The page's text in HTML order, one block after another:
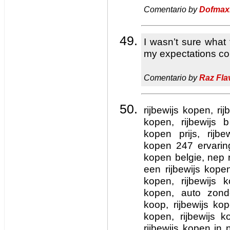
Comentario by
I wasn’t sure
my expectations
Comentario byRaz
rijbewijs kopen,
kopen, rijbewijs
kopen prijs,
kopen 247
kopen belgie, nep
een rijbewijs
kopen, rijbewijs
kopen, auto
koop, rijbewijs
kopen, rijbewijs